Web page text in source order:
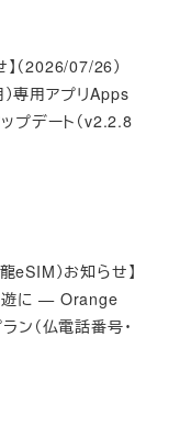
（2026/07/26）
専用アプリApps
プデート（v2.2.8
eSIM）お知らせ】
遊に — Orange
ン（仏電話番号・